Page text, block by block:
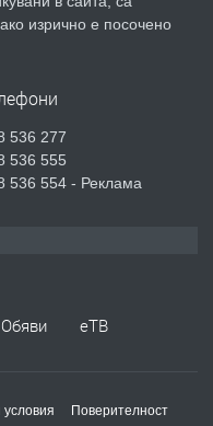
в гр. Хасково кв.
НА МЕБЕЛИ.
обзаведен
изрично е посочено
536 277
536 555
536 554 - Реклама
Обяви
еТВ
Поверителност